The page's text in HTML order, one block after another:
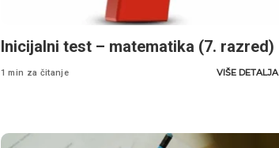
Inicijalni test – matematika (7. razred)
1 min za čitanje VIŠE DETALJA